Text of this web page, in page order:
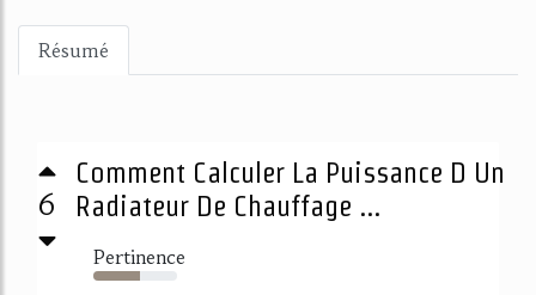
Résumé
6
Comment Calculer La Puissance D Un
Radiateur De Chauffage ...
Pertinence
55%